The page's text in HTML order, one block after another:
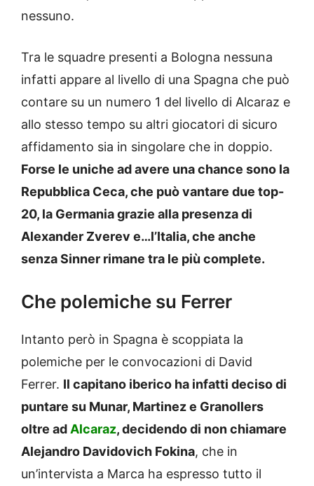
nessuno.
Tra le squadre presenti a Bologna nessuna
infatti appare al livello di una Spagna che può
contare su un numero 1 del livello di Alcaraz e
allo stesso tempo su altri giocatori di sicuro
affidamento sia in singolare che in doppio.
Forse le uniche ad avere una chance sono la
Repubblica Ceca, che può vantare due top-
20, la Germania grazie alla presenza di
Alexander Zverev e…l’Italia, che anche
senza Sinner rimane tra le più complete.
Che polemiche su Ferrer
Intanto però in Spagna è scoppiata la
polemiche per le convocazioni di David
Ferrer. Il capitano iberico ha infatti deciso di
puntare su Munar, Martinez e Granollers
oltre ad Alcaraz, decidendo di non chiamare
Alejandro Davidovich Fokina, che in
un’intervista a Marca ha espresso tutto il